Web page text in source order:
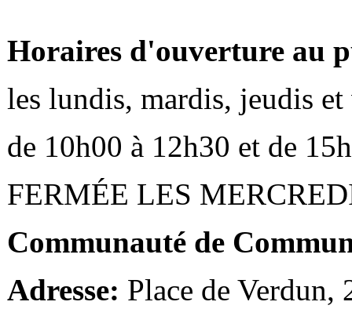
Horaires d'ouverture au
les lundis, mardis, jeudis et
de 10h00 à 12h30 et de
FERMÉE LES
Communauté de
Adresse: Place de Verdun,